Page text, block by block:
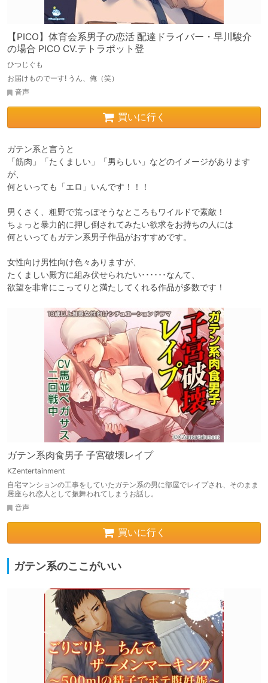
【PICO】体育会系男子の恋活 配達ドライバー・早川駿介
の場合 PICO CV.テトラポット登
ひつじぐも
お届けものでーす! うん、俺（笑）
音声
買いに行く
ガテン系と言うと
「筋肉」「たくましい」「男らしい」などのイメージがあります
が、
何といっても「エロ」いんです！！！
男くさく、粗野で荒っぽそうなところもワイルドで素敵！
ちょっと暴力的に押し倒されてみたい欲求をお持ちの人には
何といってもガテン系男子作品がおすすめです。
女性向け男性向け色々ありますが、
たくましい殿方に組み伏せられたい･･････なんて、
欲望を非常にこってりと満たしてくれる作品が多数です！
ガテン系肉食男子 子宮破壊レイプ
KZentertainment
自宅マンションの工事をしていたガテン系の男に部屋でレイプされ、そのまま
居座られ恋人として振舞われてしまうお話し。
音声
買いに行く
ガテン系のここがいい